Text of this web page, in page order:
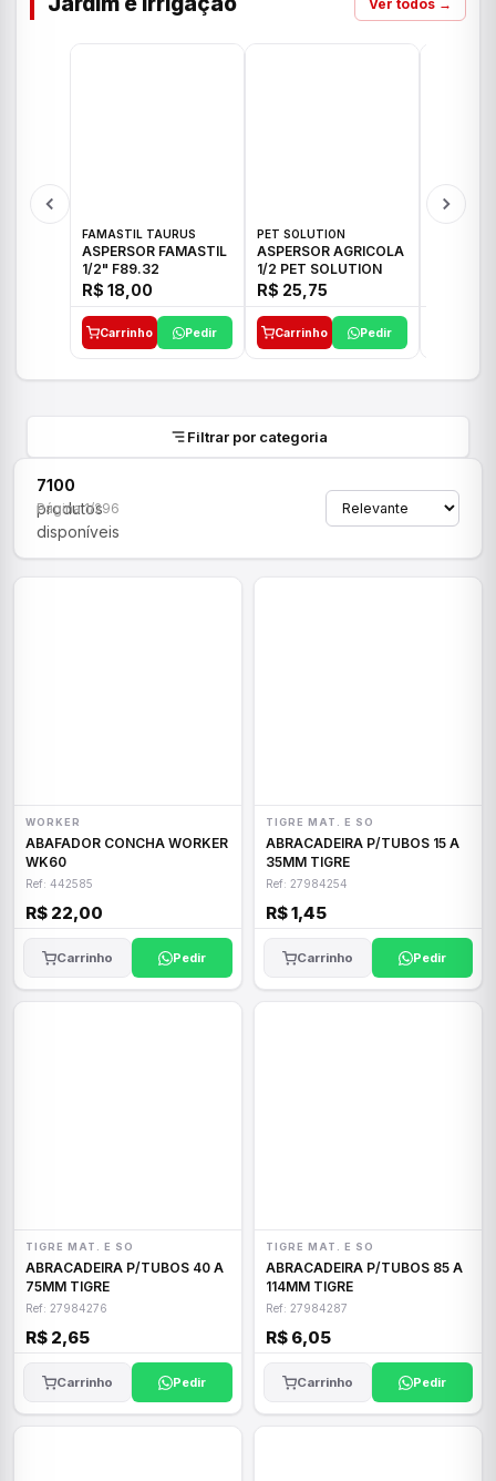
Ver todos →
FAMASTIL TAURUS
ASPERSOR FAMASTIL
1/2" F89.32
R$ 18,00
Carrinho Pedir
PET SOLUTION
ASPERSOR AGRICOLA
1/2 PET SOLUTION
R$ 25,75
Carrinho Pedir
Filtrar por categoria
7100
produtos
disponíveis
Página 1/296
WORKER
ABAFADOR CONCHA WORKER
WK60
Ref: 442585
R$ 22,00
Carrinho Pedir
TIGRE MAT. E SO
ABRACADEIRA P/TUBOS 15 A
35MM TIGRE
Ref: 27984254
R$ 1,45
Carrinho Pedir
TIGRE MAT. E SO
ABRACADEIRA P/TUBOS 40 A
75MM TIGRE
Ref: 27984276
R$ 2,65
Carrinho Pedir
TIGRE MAT. E SO
ABRACADEIRA P/TUBOS 85 A
114MM TIGRE
Ref: 27984287
R$ 6,05
Carrinho Pedir